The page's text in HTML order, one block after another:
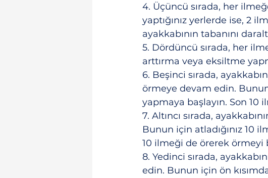
4. Üçüncü sırada, her
yaptığınız yerlerde ise, 2
ayakkabının tabanını
5. Dördüncü sırada, her
arttırma veya eksiltme
6. Beşinci sırada,
örmeye devam edin.
yapmaya başlayın. Son
7. Altıncı sırada,
Bunun için atladığınız 10
10 ilmeği de örerek örmeyi
8. Yedinci sırada,
edin. Bunun için ön